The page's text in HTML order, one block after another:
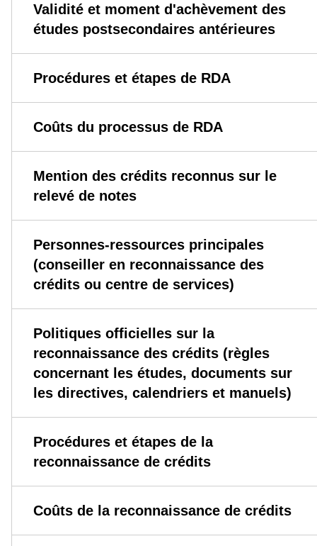
Validité et moment d'achèvement des
études postsecondaires antérieures
Procédures et étapes de RDA
Coûts du processus de RDA
Mention des crédits reconnus sur le
relevé de notes
Personnes-ressources principales
(conseiller en reconnaissance des
crédits ou centre de services)
Politiques officielles sur la
reconnaissance des crédits (règles
concernant les études, documents sur
les directives, calendriers et manuels)
Procédures et étapes de la
reconnaissance de crédits
Coûts de la reconnaissance de crédits